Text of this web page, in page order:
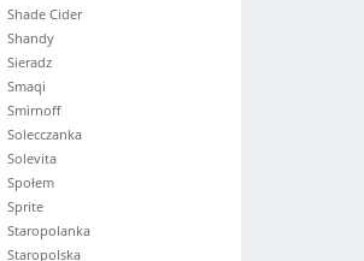
Shade Cider
Shandy
Sieradz
Smaqi
Smirnoff
Solecczanka
Solevita
Społem
Sprite
Staropolanka
Staropolska